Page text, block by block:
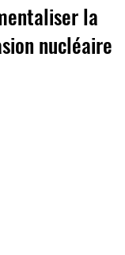
la
nucléaire